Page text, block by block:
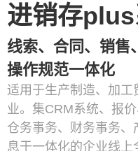
进销存
线索、合同、销售
操作规范一体化
适用于生产制造、加
业。集CRM系统、报
仓务事务、财务事务
息于一体化的企业线